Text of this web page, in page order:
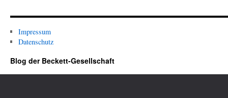
Impressum
Datenschutz
Blog der Beckett-Gesellschaft